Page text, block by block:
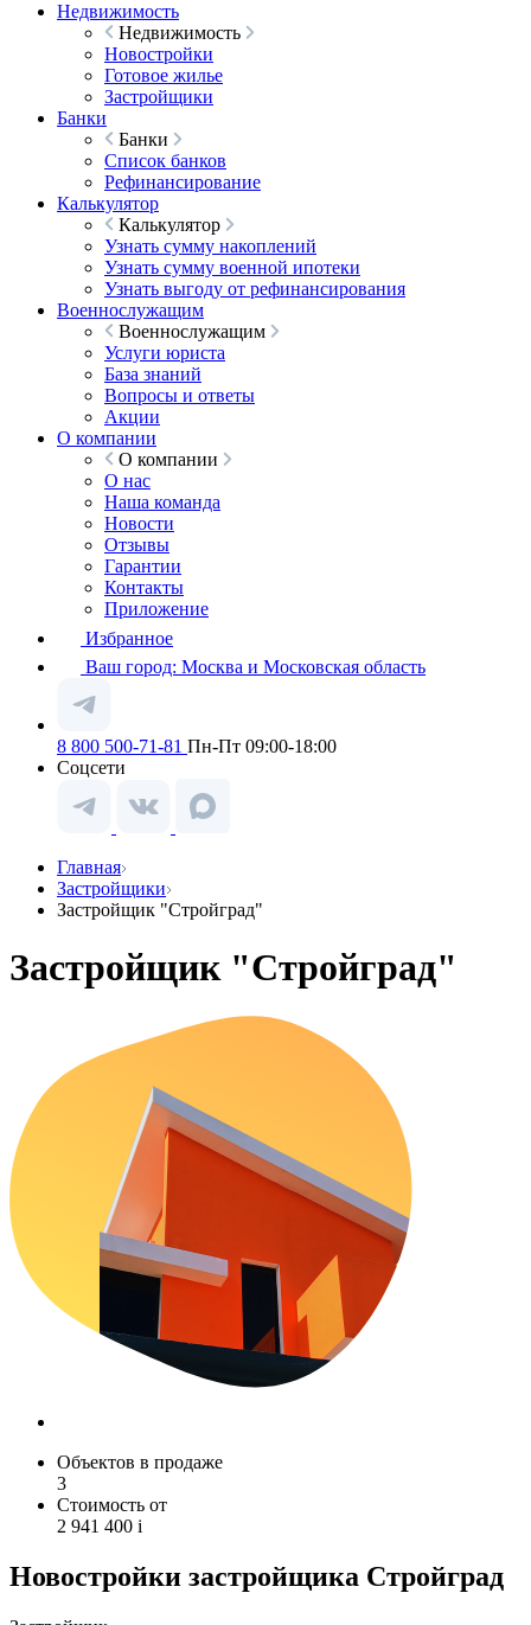
Недвижимость
Недвижимость
Новостройки
Готовое жилье
Застройщики
Банки
Банки
Список банков
Рефинансирование
Калькулятор
Калькулятор
Узнать сумму накоплений
Узнать сумму военной ипотеки
Узнать выгоду от рефинансирования
Военнослужащим
Военнослужащим
Услуги юриста
База знаний
Вопросы и ответы
Акции
О компании
О компании
О нас
Наша команда
Новости
Отзывы
Гарантии
Контакты
Приложение
Избранное
Ваш город: Москва и Московская область
8 800 500-71-81 Пн-Пт 09:00-18:00
Соцсети
Главная
Застройщики
Застройщик "Стройград"
Застройщик "Стройград"
Объектов в продаже
3
Стоимость от
2 941 400 i
Новостройки застройщика Стройград